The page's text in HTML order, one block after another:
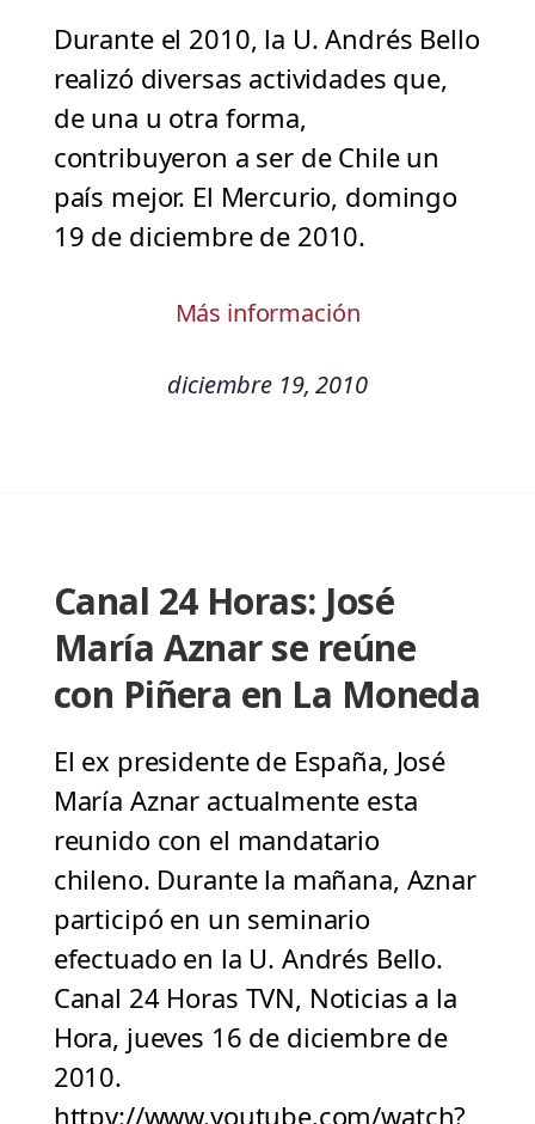
Durante el 2010, la U. Andrés Bello
realizó diversas actividades que,
de una u otra forma,
contribuyeron a ser de Chile un
país mejor. El Mercurio, domingo
19 de diciembre de 2010.
Más información
diciembre 19, 2010
Canal 24 Horas: José
María Aznar se reúne
con Piñera en La Moneda
El ex presidente de España, José
María Aznar actualmente esta
reunido con el mandatario
chileno. Durante la mañana, Aznar
participó en un seminario
efectuado en la U. Andrés Bello.
Canal 24 Horas TVN, Noticias a la
Hora, jueves 16 de diciembre de
2010.
httpv://www.youtube.com/watch?